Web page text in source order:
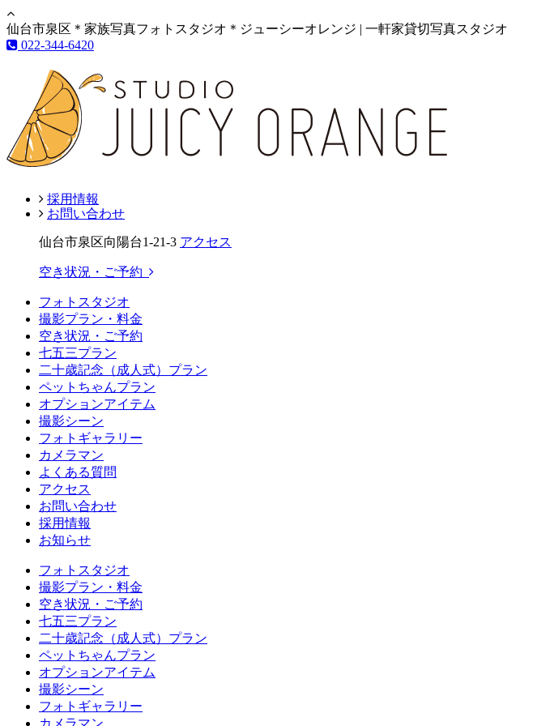
仙台市泉区＊家族写真フォトスタジオ＊ジューシーオレンジ | 一軒家貸切写真スタジオ
022-344-6420
採用情報
お問い合わせ
仙台市泉区向陽台1-21-3 アクセス
空き状況・ご予約
フォトスタジオ
撮影プラン・料金
空き状況・ご予約
七五三プラン
二十歳記念（成人式）プラン
ペットちゃんプラン
オプションアイテム
撮影シーン
フォトギャラリー
カメラマン
よくある質問
アクセス
お問い合わせ
採用情報
お知らせ
フォトスタジオ
撮影プラン・料金
空き状況・ご予約
七五三プラン
二十歳記念（成人式）プラン
ペットちゃんプラン
オプションアイテム
撮影シーン
フォトギャラリー
カメラマン